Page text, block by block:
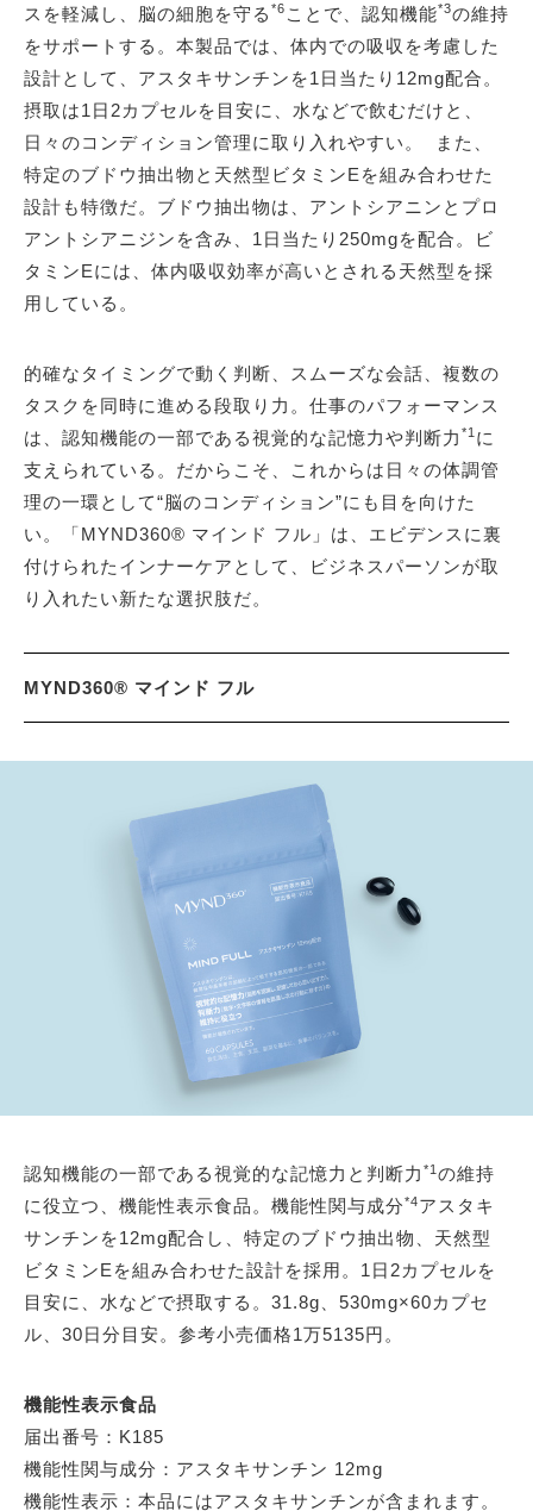
スを軽減し、脳の細胞を守る *6 ことで、認知機能*3の維持
をサポートする。本製品では、体内での吸収を考慮した
設計として、アスタキサンチンを1日当たり12mg配合。
摂取は1日2カプセルを目安に、水などで飲むだけと、
日々のコンディション管理に取り入れやすい。 また、
特定のブドウ抽出物と天然型ビタミンEを組み合わせた
設計も特徴だ。ブドウ抽出物は、アントシアニンとプロ
アントシアニジンを含み、1日当たり250mgを配合。ビ
タミンEには、体内吸収効率が高いとされる天然型を採
用している。
的確なタイミングで動く判断、スムーズな会話、複数の
タスクを同時に進める段取り力。仕事のパフォーマンス
は、認知機能の一部である視覚的な記憶力や判断力 *1 に
支えられている。だからこそ、これからは日々の体調管
理の一環として“脳のコンディション”にも目を向けた
い。「MYND360® マインド フル」は、エビデンスに裏
付けられたインナーケアとして、ビジネスパーソンが取
り入れたい新たな選択肢だ。
MYND360® マインド フル
認知機能の一部である視覚的な記憶力と判断力 *1 の維持
に役立つ、機能性表示食品。機能性関与成分*4アスタキ
サンチンを12mg配合し、特定のブドウ抽出物、天然型
ビタミンEを組み合わせた設計を採用。1日2カプセルを
目安に、水などで摂取する。31.8g、530mg×60カプセ
ル、30日分目安。参考小売価格1万5135円。
機能性表示食品
届出番号：K185
機能性関与成分：アスタキサンチン 12mg
機能性表示：本品にはアスタキサンチンが含まれます。